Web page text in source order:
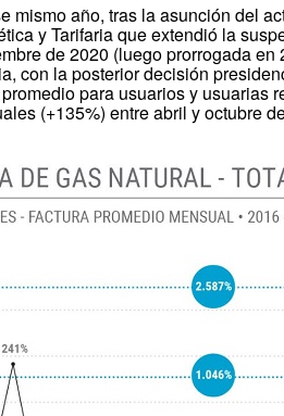
mismo año, tras la asunción del
y Tarifaria que extendió la
de 2020 (luego prorrogada
con la posterior decisión
para usuarios y usuarias
(+135%) entre abril y octubre